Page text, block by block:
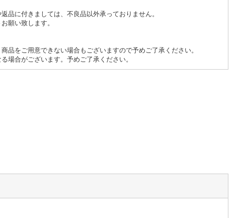
品に付きましては、不良品以外承っておりません。
願い致します。
品をご用意できない場合もございますので予めご了承ください。
場合がございます。予めご了承ください。